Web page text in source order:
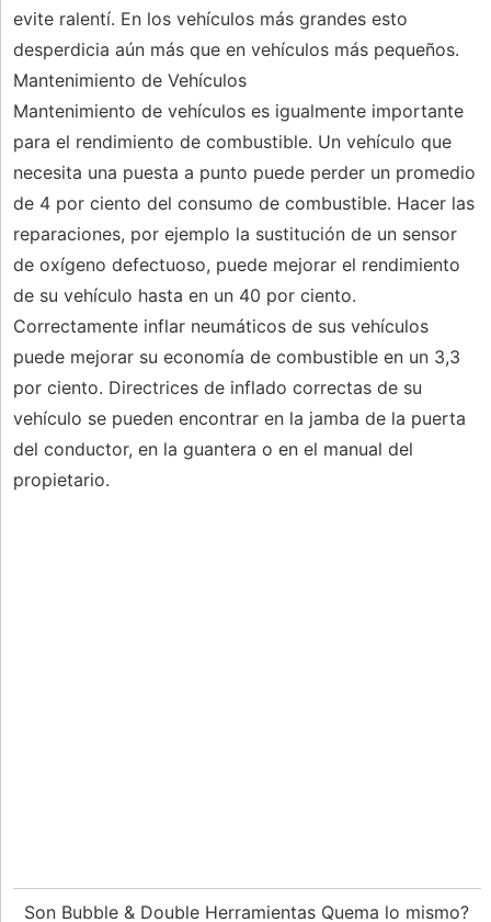
evite ralentí. En los vehículos más grandes esto
desperdicia aún más que en vehículos más pequeños.
Mantenimiento de Vehículos
Mantenimiento de vehículos es igualmente importante
para el rendimiento de combustible. Un vehículo que
necesita una puesta a punto puede perder un promedio
de 4 por ciento del consumo de combustible. Hacer las
reparaciones, por ejemplo la sustitución de un sensor
de oxígeno defectuoso, puede mejorar el rendimiento
de su vehículo hasta en un 40 por ciento.
Correctamente inflar neumáticos de sus vehículos
puede mejorar su economía de combustible en un 3,3
por ciento. Directrices de inflado correctas de su
vehículo se pueden encontrar en la jamba de la puerta
del conductor, en la guantera o en el manual del
propietario.
Son Bubble & Double Herramientas Quema lo mismo?